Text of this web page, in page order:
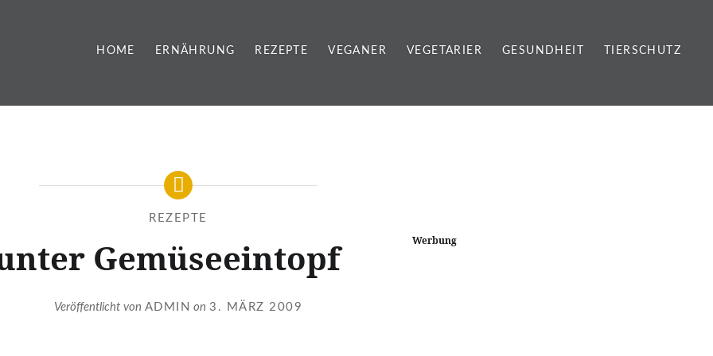
HOME ERNÄHRUNG REZEPTE VEGANER VEGETARIER GESUNDHEIT TIERSCHUTZ
REZEPTE
Gemüseeintopf Werbung
Veröffentlicht von ADMIN on3. MÄRZ 2009